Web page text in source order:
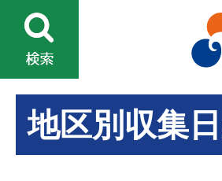
地区別収集